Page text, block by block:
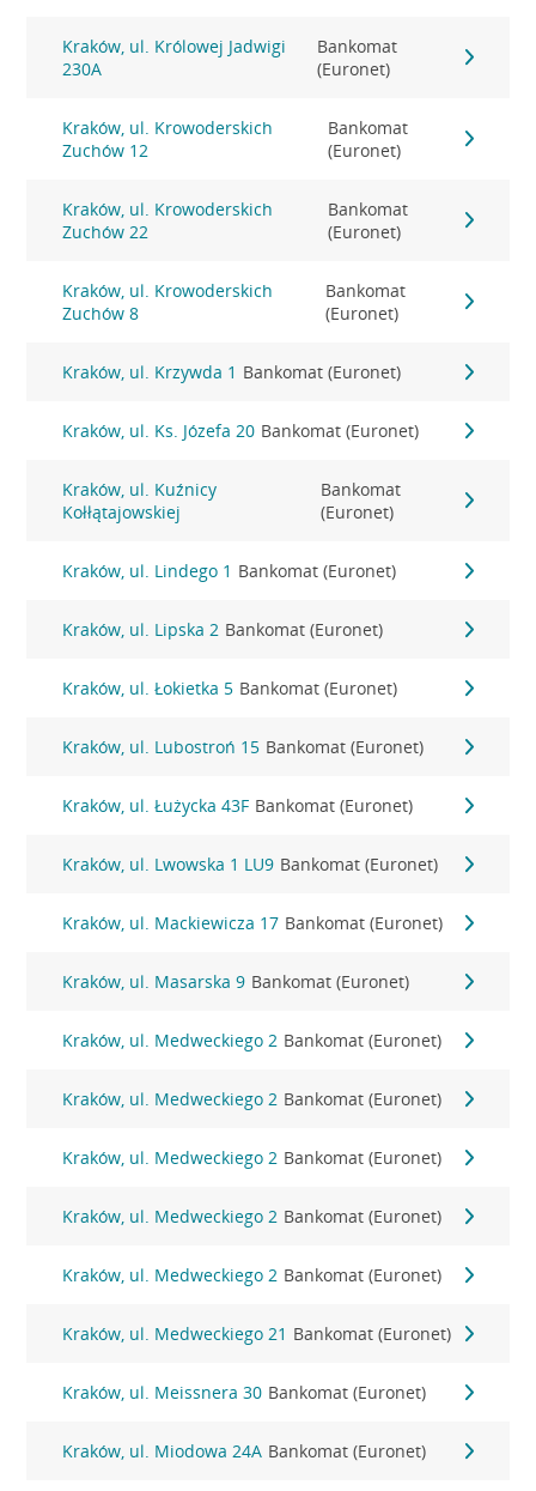
Kraków, ul. Królowej Jadwigi
230A
Bankomat
(Euronet)
Kraków, ul. Krowoderskich
Zuchów 12
Bankomat
(Euronet)
Kraków, ul. Krowoderskich
Zuchów 22
Bankomat
(Euronet)
Kraków, ul. Krowoderskich
Zuchów 8
Bankomat
(Euronet)
Kraków, ul. Krzywda 1 Bankomat (Euronet)
Kraków, ul. Ks. Józefa 20 Bankomat (Euronet)
Kraków, ul. Kuźnicy
Kołłątajowskiej
Bankomat
(Euronet)
Kraków, ul. Lindego 1 Bankomat (Euronet)
Kraków, ul. Lipska 2 Bankomat (Euronet)
Kraków, ul. Łokietka 5 Bankomat (Euronet)
Kraków, ul. Lubostroń 15 Bankomat (Euronet)
Kraków, ul. Łużycka 43F Bankomat (Euronet)
Kraków, ul. Lwowska 1 LU9 Bankomat (Euronet)
Kraków, ul. Mackiewicza 17 Bankomat (Euronet)
Kraków, ul. Masarska 9 Bankomat (Euronet)
Kraków, ul. Medweckiego 2 Bankomat (Euronet)
Kraków, ul. Medweckiego 2 Bankomat (Euronet)
Kraków, ul. Medweckiego 2 Bankomat (Euronet)
Kraków, ul. Medweckiego 2 Bankomat (Euronet)
Kraków, ul. Medweckiego 2 Bankomat (Euronet)
Kraków, ul. Medweckiego 21 Bankomat (Euronet)
Kraków, ul. Meissnera 30 Bankomat (Euronet)
Kraków, ul. Miodowa 24A Bankomat (Euronet)